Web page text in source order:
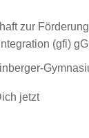
zur
(gfi)
jetzt